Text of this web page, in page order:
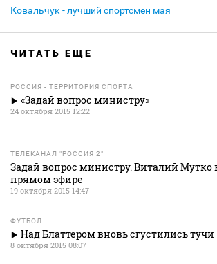
Ковальчук - лучший спортсмен мая
ЧИТАТЬ ЕЩЕ
РОССИЯ - ТЕРРИТОРИЯ СПОРТА
«Задай вопрос министру»
24 октября 2015 12:22
ТЕЛЕКАНАЛ "РОССИЯ 2"
Задай вопрос министру. Виталий Мутко
прямом эфире
19 октября 2015 14:47
ФУТБОЛ
Над Блаттером вновь сгустились тучи
8 октября 2015 08:07